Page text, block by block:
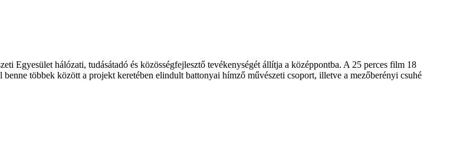
Egyesület hálózati, tudásátadó és közösségfejlesztő tevékenységét állítja a középpontba. A 25 perces film 18
többek között a projekt keretében elindult battonyai hímző művészeti csoport, illetve a mezőberényi csuhé